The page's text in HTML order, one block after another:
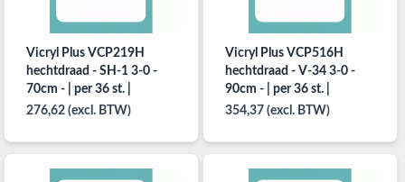
Vicryl Plus VCP219H
hechtdraad - SH-1 3-0 -
70cm - | per 36 st. |
276,62 (excl. BTW)
Vicryl Plus VCP516H
hechtdraad - V-34 3-0 -
90cm - | per 36 st. |
354,37 (excl. BTW)